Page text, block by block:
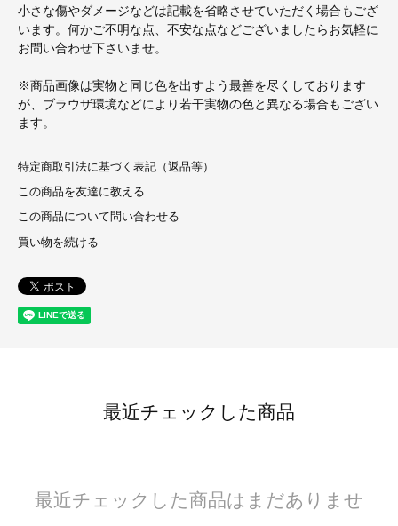
小さな傷やダメージなどは記載を省略させていただく場合もござ
います。何かご不明な点、不安な点などございましたらお気軽に
お問い合わせ下さいませ。
※商品画像は実物と同じ色を出すよう最善を尽くしております
が、ブラウザ環境などにより若干実物の色と異なる場合もござい
ます。
特定商取引法に基づく表記（返品等）
この商品を友達に教える
この商品について問い合わせる
買い物を続ける
最近チェックした商品
最近チェックした商品はまだありませ